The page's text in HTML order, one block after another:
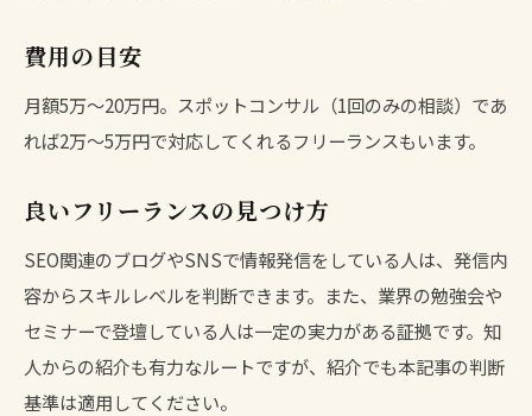
費用の目安
月額5万〜20万円。スポットコンサル（1回のみの相談）であ
れば2万〜5万円で対応してくれるフリーランスもいます。
良いフリーランスの見つけ方
SEO関連のブログやSNSで情報発信をしている人は、発信内
容からスキルレベルを判断できます。また、業界の勉強会や
セミナーで登壇している人は一定の実力がある証拠です。知
人からの紹介も有力なルートですが、紹介でも本記事の判断
基準は適用してください。